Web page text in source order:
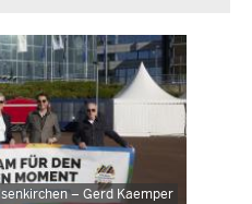
– Gerd Kaemper